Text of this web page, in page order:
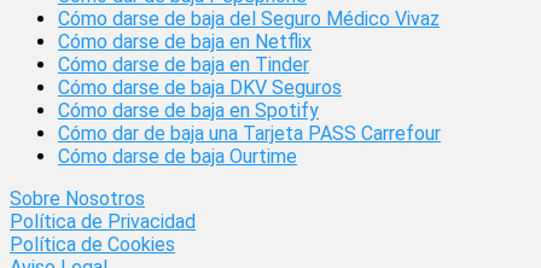
Cómo darse de baja del Seguro Médico Vivaz
Cómo darse de baja en Netflix
Cómo darse de baja en Tinder
Cómo darse de baja DKV Seguros
Cómo darse de baja en Spotify
Cómo dar de baja una Tarjeta PASS Carrefour
Cómo darse de baja Ourtime
Sobre Nosotros
Política de Privacidad
Política de Cookies